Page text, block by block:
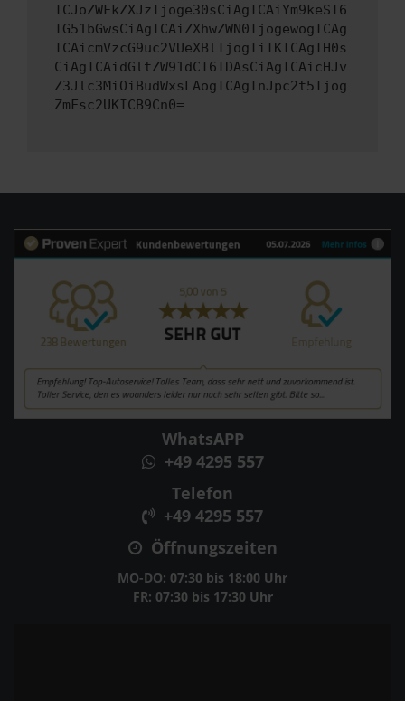
ICJoZWFkZXJzIjoge30sCiAgICAiYm9keSI6
IG51bGwsCiAgICAiZXhwZWN0IjogewogICAg
ICAicmVzcG9uc2VUeXBlIjogIiIKICAgIH0s
CiAgICAidGltZW91dCI6IDAsCiAgICAicHJv
Z3Jlc3MiOiBudWxsLAogICAgInJpc2t5Ijog
ZmFsc2UKICB9Cn0=
WhatsAPP
+49 4295 557
Telefon
+49 4295 557
Öffnungszeiten
MO-DO: 07:30 bis 18:00 Uhr
FR: 07:30 bis 17:30 Uhr